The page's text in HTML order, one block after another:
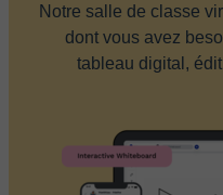
Notre salle de classe
dont vous avez
tableau digital,